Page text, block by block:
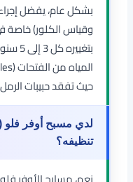
بشكل عام، يفضل
وقياس الكلور) خاصة
حيث تفقد حبيبات
تنظيفه؟